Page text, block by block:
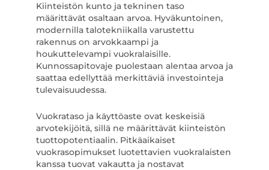
Kiinteistön kunto ja tekninen taso
määrittävät osaltaan arvoa. Hyväkuntoinen,
modernilla talotekniikalla varustettu
rakennus on arvokkaampi ja
houkuttelevampi vuokralaisille.
Kunnossapitovaje puolestaan alentaa arvoa ja
saattaa edellyttää merkittäviä investointeja
tulevaisuudessa.
Vuokrataso ja käyttöaste ovat keskeisiä
arvotekijöitä, sillä ne määrittävät kiinteistön
tuottopotentiaalin. Pitkäaikaiset
vuokrasopimukset luotettavien vuokralaisten
kanssa tuovat vakautta ja nostavat